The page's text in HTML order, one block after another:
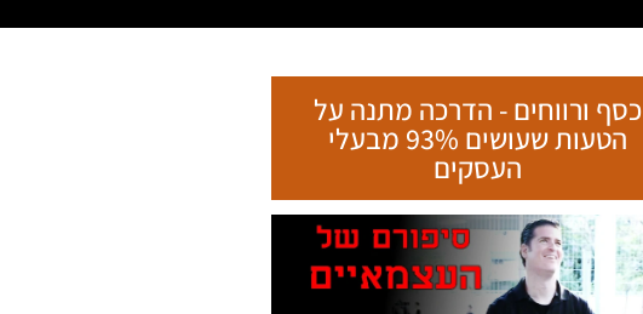
כסף ורווחים - הדרכה מתנה על
הטעות שעושים 93% מבעלי
העסקים